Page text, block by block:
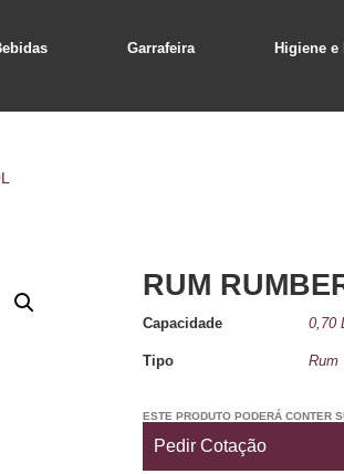
Garrafeira Higiene
RUM
Capacidade 0,70 L
Tipo Rum
ESTE PRODUTO PODERÁ CONTER
Pedir Cotação